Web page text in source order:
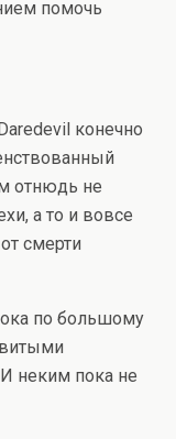
помочь
конечно
отнюдь не
а то и вовсе
смерти
по большому
неким пока не